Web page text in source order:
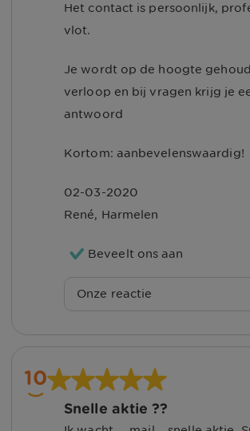
Het contact is persoonlijk,
vlot.
Je wordt op de hoogte
verloop en bij vragen krijg je
antwoord
Kortom: aanbevelenswaardig!
02-03-2020
René, Harmelen
Beveelt ons aan
Onze reactie
Wat een prachtig cijfer en
woorden, bedankt hiervoor!
lezen dat u tevreden bent
10
Snelle aktie ??